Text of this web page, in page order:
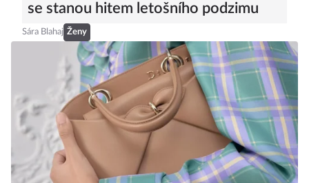
se stanou hitem letošního podzimu
Sára Blahaj Ženy